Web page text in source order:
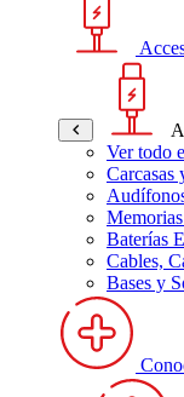
Ver todo
Carcasas
Baterías
Cables,
Bases y